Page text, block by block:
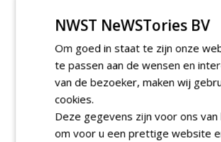
'Dan wordt veilig werken
30-07-2026 | ARTIKEL 163 sec
NWST NeWSTories BV
Om goed in staat te zijn onze
te passen aan de wensen en
van de bezoeker, maken wij
cookies.
Deze gegevens zijn voor ons van
om voor u een prettige website